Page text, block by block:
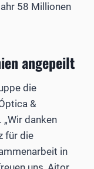
58 Millionen
angepeilt
die
&
danken
für die
in